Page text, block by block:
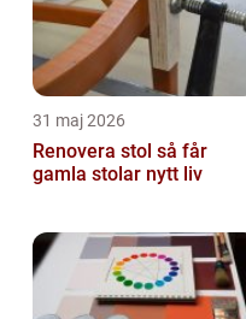
31 maj 2026
Renovera stol så får
gamla stolar nytt liv